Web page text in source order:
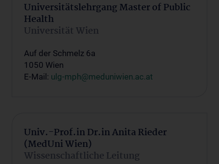
Universitätslehrgang Master of Public
Health
Universität Wien
Auf der Schmelz 6a
1050 Wien
E-Mail: ulg-mph@meduniwien.ac.at
Univ.-Prof.in Dr.in Anita Rieder
(MedUni Wien)
Wissenschaftliche Leitung